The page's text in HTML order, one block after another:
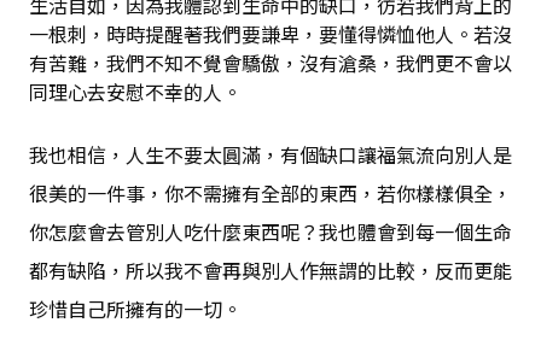
一根刺，時時提醒著我們要謙卑，要懂得憐恤他人。若沒
有苦難，我們不知不覺會驕傲，沒有滄桑，我們更不會以
同理心去安慰不幸的人。
我也相信，人生不要太圓滿，有個缺口讓福氣流向別人是
很美的一件事，你不需擁有全部的東西，若你樣樣俱全，
你怎麼會去管別人吃什麼東西呢？我也體會到每一個生命
都有缺陷，所以我不會再與別人作無謂的比較，反而更能
珍惜自己所擁有的一切。